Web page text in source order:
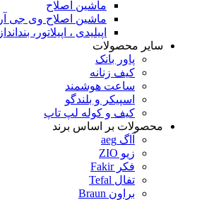
ماشین اصلاح
ماشین اصلاح وی جی آر
اپیلیدی ، اپیلاتور، بندانداز
سایر محصولات
پاور بانک
کیف زنانه
ساعت هوشمند
اسپیکر و بلندگو
کیف و کوله لپ تاپ
محصولات بر اساس برند
آاگ aeg
زیو ZIO
فکر Fakir
تفال Tefal
براون Braun